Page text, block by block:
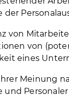
von
von
eines
Meinung
und